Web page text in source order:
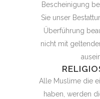
Bescheinigung
Sie unser
Überführung
nicht mit
Alle Muslime die
haben, werden